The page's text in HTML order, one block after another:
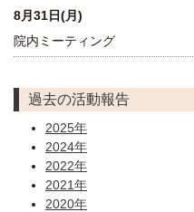
8月31日(月)
院内ミーティング
過去の活動報告
2025年
2024年
2022年
2021年
2020年